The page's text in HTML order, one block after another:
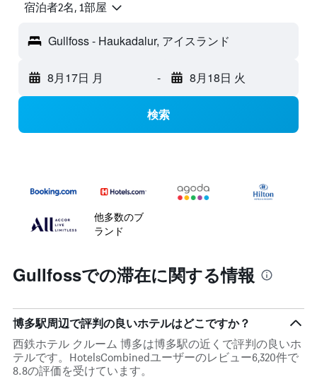
宿泊者2名, 1​部屋
Gullfoss - Haukadalur, アイスランド
8月17日 月 - 8月18日 火
検索
他多数のブ
ランド
Gullfossでの滞在に関する情報
博多駅周辺で評判の良いホテルはどこですか？
西鉄ホテル クルーム 博多は博多駅の近くで評判の良いホ
テルです。HotelsCombinedユーザーのレビュー6,320件で
8.8の評価を受けています。